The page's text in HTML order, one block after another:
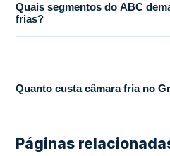
Quais segmentos do ABC
frias?
Quanto custa câmara fria no
Páginas